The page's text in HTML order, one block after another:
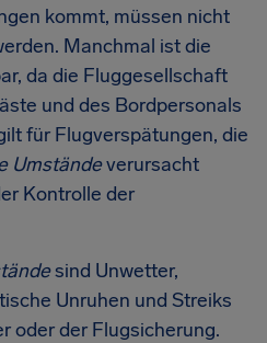
kommt, müssen nicht
Manchmal ist die
da die Fluggesellschaft
und des Bordpersonals
für Flugverspätungen, die
Umständeverursacht
Kontrolle der
sind Unwetter,
Unruhen und Streiks
oder der Flugsicherung.